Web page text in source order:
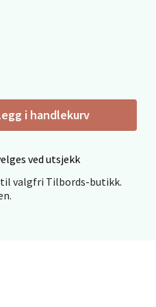
i handlekurv
ved utsjekk
til valgfri Tilbords-butikk.
Mo i Rana
Moa